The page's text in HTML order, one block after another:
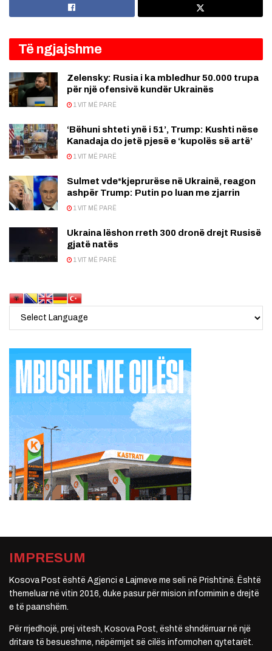
Të ngjajshme
Zelensky: Rusia i ka mbledhur 50.000 trupa
për një ofensivë kundër Ukrainës
1 VIT MË PARË
‘Bëhuni shteti ynë i 51’, Trump: Kushti nëse
Kanadaja do jetë pjesë e ‘kupolës së artë’
1 VIT MË PARË
Sulmet vde*kjeprurëse në Ukrainë, reagon
ashpër Trump: Putin po luan me zjarrin
1 VIT MË PARË
Ukraina lëshon rreth 300 dronë drejt Rusisë
gjatë natës
1 VIT MË PARË
IMPRESUM
Kosova Post është Agjenci e Lajmeve me seli në Prishtinë. Është
themeluar në vitin 2016, duke pasur për mision informimin e drejtë
e të paanshëm.
Për rrjedhojë, prej vitesh, Kosova Post, është shndërruar në një
dritare të besueshme, nëpërmjet së cilës informohen qytetarët.